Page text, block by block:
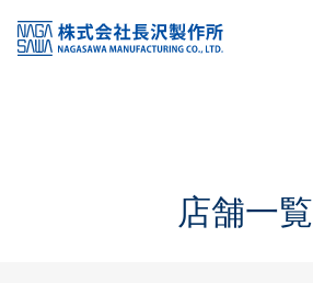
KSS加盟店・取扱店情報
店舗一覧
店舗一覧